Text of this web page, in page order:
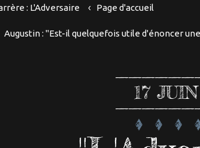
: L'Adversaire Page d'accueil
Augustin : "Est-il quelquefois utile d'énoncer
17